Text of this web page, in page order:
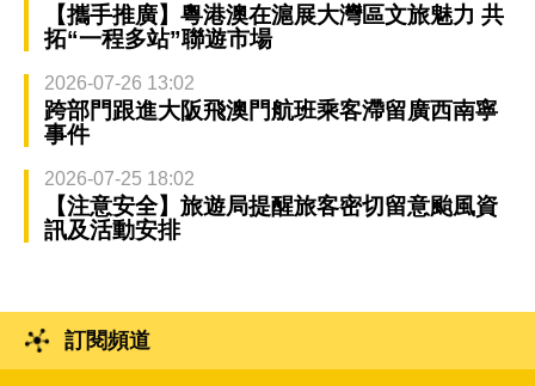
【攜手推廣】粵港澳在滬展大灣區文旅魅力 共
拓“一程多站”聯遊市場
2026-07-26 13:02
跨部門跟進大阪飛澳門航班乘客滯留廣西南寧
事件
2026-07-25 18:02
【注意安全】旅遊局提醒旅客密切留意颱風資
訊及活動安排
訂閱頻道